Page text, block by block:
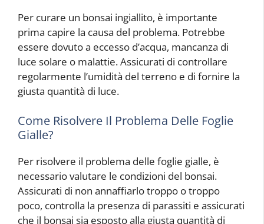
Per curare un bonsai ingiallito, è importante
prima capire la causa del problema. Potrebbe
essere dovuto a eccesso d’acqua, mancanza di
luce solare o malattie. Assicurati di controllare
regolarmente l’umidità del terreno e di fornire la
giusta quantità di luce.
Come Risolvere Il Problema Delle Foglie
Gialle?
Per risolvere il problema delle foglie gialle, è
necessario valutare le condizioni del bonsai.
Assicurati di non annaffiarlo troppo o troppo
poco, controlla la presenza di parassiti e assicurati
che il bonsai sia esposto alla giusta quantità di